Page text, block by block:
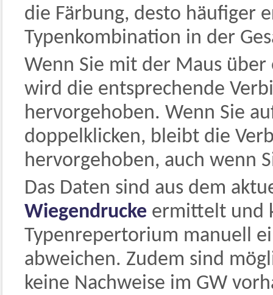
die Färbung, desto häufiger
Typenkombination in der
Wenn Sie mit der Maus
wird die entsprechende
hervorgehoben. Wenn Sie
doppelklicken, bleibt die
hervorgehoben, auch wenn
Das Daten sind aus dem
Wiegendrucke ermittelt und
Typenrepertorium manuell
abweichen. Zudem sind
keine Nachweise im GW